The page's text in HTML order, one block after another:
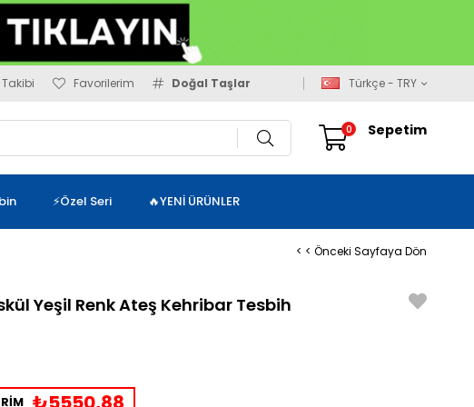
Favorilerim Doğal Taşlar Türkçe - TRY
Sepetim
0
⚡Özel Seri 🔥YENİ ÜRÜNLER
< < Önceki Sayfaya Dön
Yeşil Renk Ateş Kehribar Tesbih